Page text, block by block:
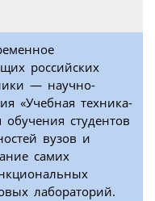
российских
— научно-
«Учебная техника-
студентов
вузов и
самих
лабораторий.